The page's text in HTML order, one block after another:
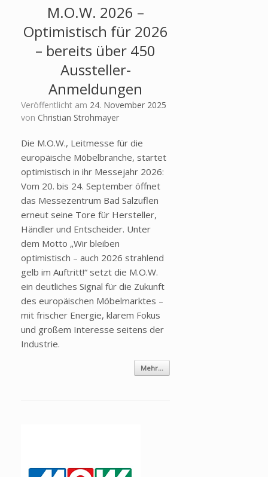
M.O.W. 2026 –
Optimistisch für 2026
– bereits über 450
Aussteller-
Anmeldungen
Veröffentlicht am 24. November 2025
von Christian Strohmayer
Die M.O.W., Leitmesse für die
europäische Möbelbranche, startet
optimistisch in ihr Messejahr 2026:
Vom 20. bis 24. September öffnet
das Messezentrum Bad Salzuflen
erneut seine Tore für Hersteller,
Händler und Entscheider. Unter
dem Motto „Wir bleiben
optimistisch – auch 2026 strahlend
gelb im Auftritt!“ setzt die M.O.W.
ein deutliches Signal für die Zukunft
des europäischen Möbelmarktes –
mit frischer Energie, klarem Fokus
und großem Interesse seitens der
Industrie.
Mehr...